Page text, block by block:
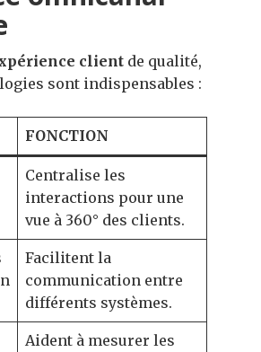
client de qualité,
sont indispensables :
FONCTION
Centralise les
interactions pour une
vue à 360° des clients.
Facilitent la
communication entre
différents systèmes.
Aident à mesurer les